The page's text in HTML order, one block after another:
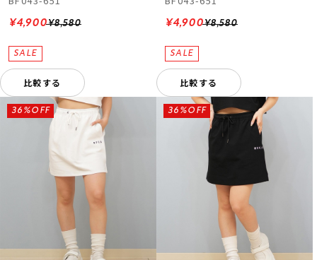
¥8,580
¥4,900
比較する
¥8,580
¥4,900
比較する
36%OFF 36%OFF